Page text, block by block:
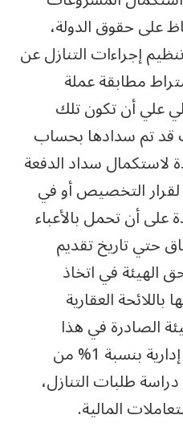
على حقوق الدولة،
إجراءات التنازل عن
مطابقة عملة
علي أن تكون تلك
قد تم سدادها بحساب
لاستكمال سداد الدفعة
لقرار التخصيص أو في
على أن تحمل بالأعباء
حتي تاريخ تقديم
الهيئة في اتخاذ
العقارية
الصادرة في هذا
الشأن، وإقرار مصروفات إدارية بنسبة 1% من
طلبات التنازل،
المالية.